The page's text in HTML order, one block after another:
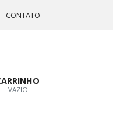
CONTATO
VAZIO